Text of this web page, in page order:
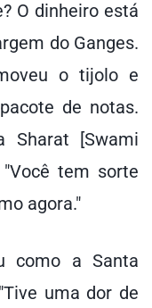
O dinheiro está
do Ganges.
o tijolo e
de notas.
Sharat [Swami
"Você tem sorte
agora."
como a Santa
uma dor de